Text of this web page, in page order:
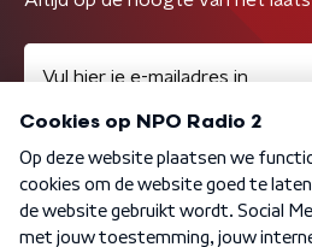
Algemene voorwaarden